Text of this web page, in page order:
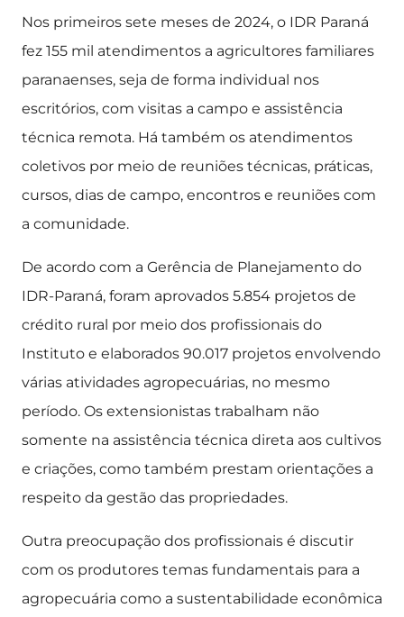
Nos primeiros sete meses de 2024, o IDR Paraná
fez 155 mil atendimentos a agricultores familiares
paranaenses, seja de forma individual nos
escritórios, com visitas a campo e assistência
técnica remota. Há também os atendimentos
coletivos por meio de reuniões técnicas, práticas,
cursos, dias de campo, encontros e reuniões com
a comunidade.
De acordo com a Gerência de Planejamento do
IDR-Paraná, foram aprovados 5.854 projetos de
crédito rural por meio dos profissionais do
Instituto e elaborados 90.017 projetos envolvendo
várias atividades agropecuárias, no mesmo
período. Os extensionistas trabalham não
somente na assistência técnica direta aos cultivos
e criações, como também prestam orientações a
respeito da gestão das propriedades.
Outra preocupação dos profissionais é discutir
com os produtores temas fundamentais para a
agropecuária como a sustentabilidade econômica